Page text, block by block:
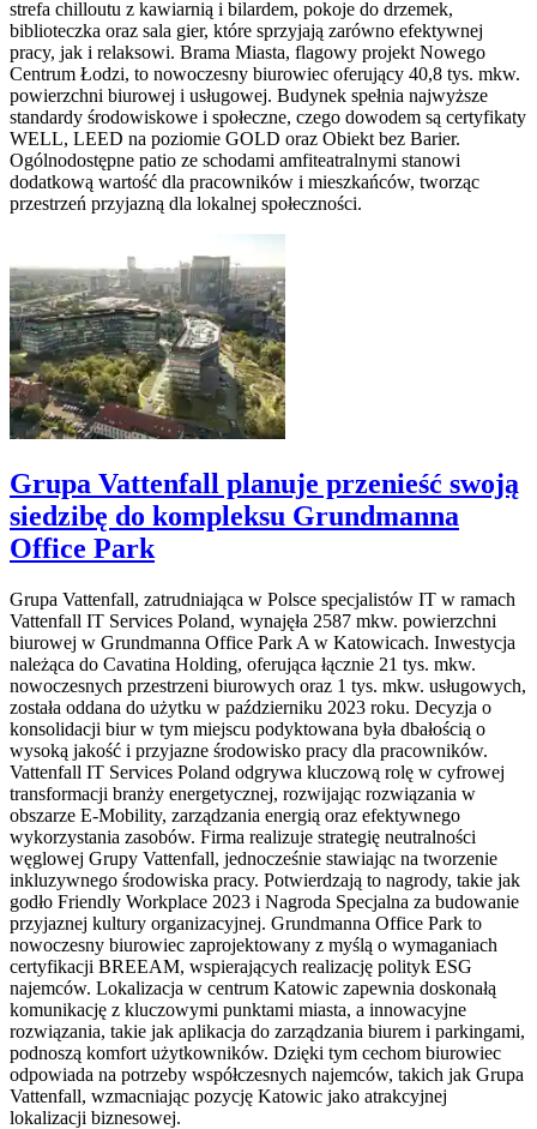
strefa chilloutu z kawiarnią i bilardem, pokoje do drzemek,
biblioteczka oraz sala gier, które sprzyjają zarówno efektywnej
pracy, jak i relaksowi. Brama Miasta, flagowy projekt Nowego
Centrum Łodzi, to nowoczesny biurowiec oferujący 40,8 tys. mkw.
powierzchni biurowej i usługowej. Budynek spełnia najwyższe
standardy środowiskowe i społeczne, czego dowodem są certyfikaty
WELL, LEED na poziomie GOLD oraz Obiekt bez Barier.
Ogólnodostępne patio ze schodami amfiteatralnymi stanowi
dodatkową wartość dla pracowników i mieszkańców, tworząc
przestrzeń przyjazną dla lokalnej społeczności.
Grupa Vattenfall planuje przenieść swoją
siedzibę do kompleksu Grundmanna
Office Park
Grupa Vattenfall, zatrudniająca w Polsce specjalistów IT w ramach
Vattenfall IT Services Poland, wynajęła 2587 mkw. powierzchni
biurowej w Grundmanna Office Park A w Katowicach. Inwestycja
należąca do Cavatina Holding, oferująca łącznie 21 tys. mkw.
nowoczesnych przestrzeni biurowych oraz 1 tys. mkw. usługowych,
została oddana do użytku w październiku 2023 roku. Decyzja o
konsolidacji biur w tym miejscu podyktowana była dbałością o
wysoką jakość i przyjazne środowisko pracy dla pracowników.
Vattenfall IT Services Poland odgrywa kluczową rolę w cyfrowej
transformacji branży energetycznej, rozwijając rozwiązania w
obszarze E-Mobility, zarządzania energią oraz efektywnego
wykorzystania zasobów. Firma realizuje strategię neutralności
węglowej Grupy Vattenfall, jednocześnie stawiając na tworzenie
inkluzywnego środowiska pracy. Potwierdzają to nagrody, takie jak
godło Friendly Workplace 2023 i Nagroda Specjalna za budowanie
przyjaznej kultury organizacyjnej. Grundmanna Office Park to
nowoczesny biurowiec zaprojektowany z myślą o wymaganiach
certyfikacji BREEAM, wspierających realizację polityk ESG
najemców. Lokalizacja w centrum Katowic zapewnia doskonałą
komunikację z kluczowymi punktami miasta, a innowacyjne
rozwiązania, takie jak aplikacja do zarządzania biurem i parkingami,
podnoszą komfort użytkowników. Dzięki tym cechom biurowiec
odpowiada na potrzeby współczesnych najemców, takich jak Grupa
Vattenfall, wzmacniając pozycję Katowic jako atrakcyjnej
lokalizacji biznesowej.